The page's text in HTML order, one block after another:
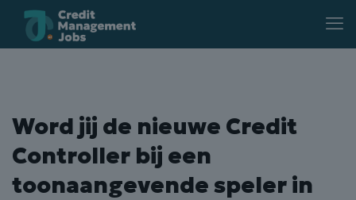
Word jij de nieuwe Credit
Controller bij een
toonaangevende speler in